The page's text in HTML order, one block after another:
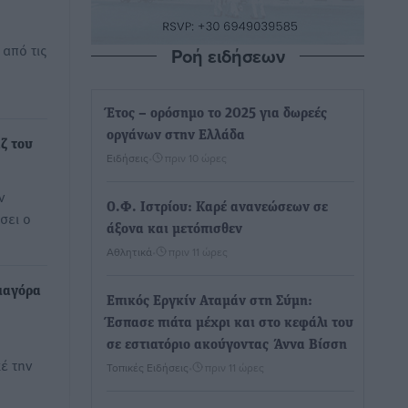
τις
του
ο
την
Ροή ειδήσεων
Έτος – ορόσημο το 2025 για δωρεές
οργάνων στην Ελλάδα
Ειδήσεις πριν 10 ώρες
Ο.Φ. Ιστρίου: Καρέ ανανεώσεων σε
άξονα και μετόπισθεν
Αθλητικά πριν 11 ώρες
Επικός Εργκίν Αταμάν στη Σύμη:
Έσπασε πιάτα μέχρι και στο κεφάλι του
σε εστιατόριο ακούγοντας Άννα Βίσση
Τοπικές Ειδήσεις πριν 11 ώρες